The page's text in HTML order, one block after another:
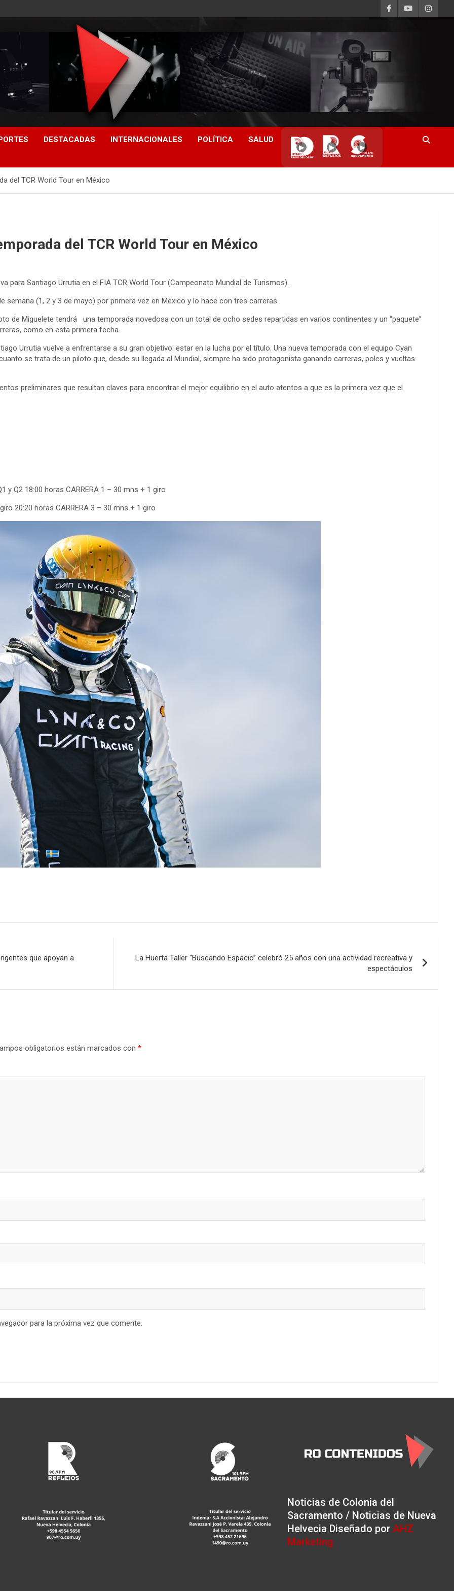
DESTACADAS INTERNACIONALES POLÍTICA SALUD
▶ ▶ ▶
del TCR World Tour en México
del TCR World Tour en México
para Santiago Urrutia en el FIA TCR World Tour (Campeonato Mundial de Turismos).
semana (1, 2 y 3 de mayo) por primera vez en México y lo hace con tres carreras.
de Miguelete tendrá una temporada novedosa con un total de ocho sedes repartidas en varios continentes y un “paquete”
como en esta primera fecha.
Urrutia vuelve a enfrentarse a su gran objetivo: estar en la lucha por el título. Una nueva temporada con el equipo Cyan
se trata de un piloto que, desde su llegada al Mundial, siempre ha sido protagonista ganando carreras, poles y vueltas
preliminares que resultan claves para encontrar el mejor equilibrio en el auto atentos a que es la primera vez que el
y Q2 18:00 horas CARRERA 1 – 30 mns + 1 giro
20:20 horas CARRERA 3 – 30 mns + 1 giro
que apoyan a
La Huerta Taller “Buscando Espacio” celebró 25 años con una actividad recreativa y
espectáculos
obligatorios están marcados con *
para la próxima vez que comente.
Noticias de Colonia del
Sacramento / Noticias de Nueva
Helvecia Diseñado por AHZ
Marketing